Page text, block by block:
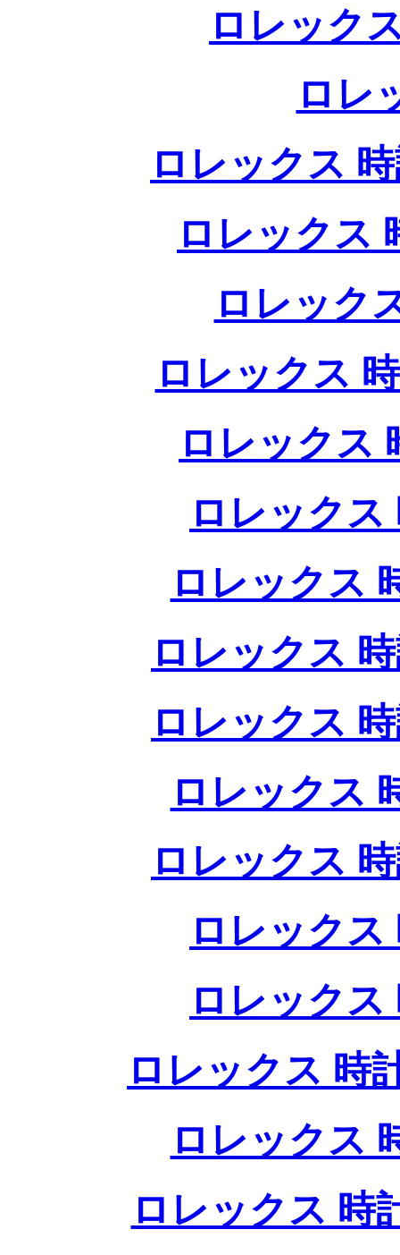
ロレック
ロレ
ロレックス
ロレックス
ロレック
ロレックス
ロレックス
ロレックス
ロレックス
ロレックス
ロレックス
ロレックス
ロレックス
ロレックス
ロレックス
ロレックス 時
ロレックス
ロレックス 時